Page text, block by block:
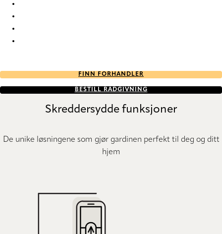
FINN FORHANDLER
BESTILL RÅDGIVNING
Skreddersydde funksjoner
De unike løsningene som gjør gardinen perfekt til deg og ditt
hjem